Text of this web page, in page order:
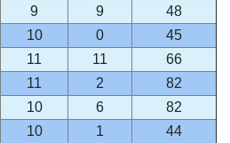
9 9
48
10 0
45
11 11
66
11 2
82
10 6
82
10 1 44